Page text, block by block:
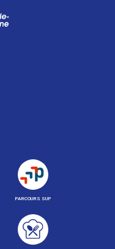
PARCOURS SUP